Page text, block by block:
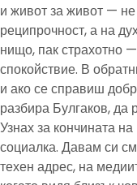
и живот за живот —
реципрочност, а на
нищо, пак страхотно
спокойствие. В
и ако се справиш
разбира Булгаков, да
Узнах за кончината
социалка. Давам си
техен адрес, на